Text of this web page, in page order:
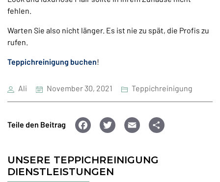
fehlen.
Warten Sie also nicht länger. Es ist nie zu spät, die Profis zu
rufen.
Teppichreinigung buchen!
Ali November 30, 2021 Teppichreinigung
Teile den Beitrag
F
c
e
T
tt
E
ai
UNSERE TEPPICHREINIGUNG
DIENSTLEISTUNGEN